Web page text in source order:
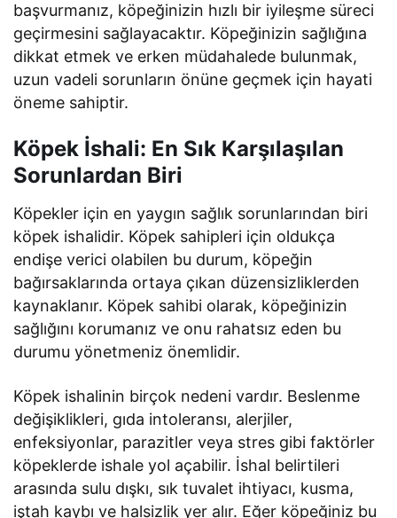
başvurmanız, köpeğinizin hızlı bir iyileşme süreci
geçirmesini sağlayacaktır. Köpeğinizin sağlığına
dikkat etmek ve erken müdahalede bulunmak,
uzun vadeli sorunların önüne geçmek için hayati
öneme sahiptir.
Köpek İshali: En Sık Karşılaşılan
Sorunlardan Biri
Köpekler için en yaygın sağlık sorunlarından biri
köpek ishalidir. Köpek sahipleri için oldukça
endişe verici olabilen bu durum, köpeğin
bağırsaklarında ortaya çıkan düzensizliklerden
kaynaklanır. Köpek sahibi olarak, köpeğinizin
sağlığını korumanız ve onu rahatsız eden bu
durumu yönetmeniz önemlidir.
Köpek ishalinin birçok nedeni vardır. Beslenme
değişiklikleri, gıda intoleransı, alerjiler,
enfeksiyonlar, parazitler veya stres gibi faktörler
köpeklerde ishale yol açabilir. İshal belirtileri
arasında sulu dışkı, sık tuvalet ihtiyacı, kusma,
iştah kaybı ve halsizlik yer alır. Eğer köpeğiniz bu